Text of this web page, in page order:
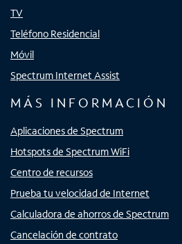
TV
Teléfono Residencial
Móvil
Spectrum Internet Assist
MÁS INFORMACIÓN
Aplicaciones de Spectrum
Hotspots de Spectrum WiFi
Centro de recursos
Prueba tu velocidad de Internet
Calculadora de ahorros de Spectrum
Cancelación de contrato